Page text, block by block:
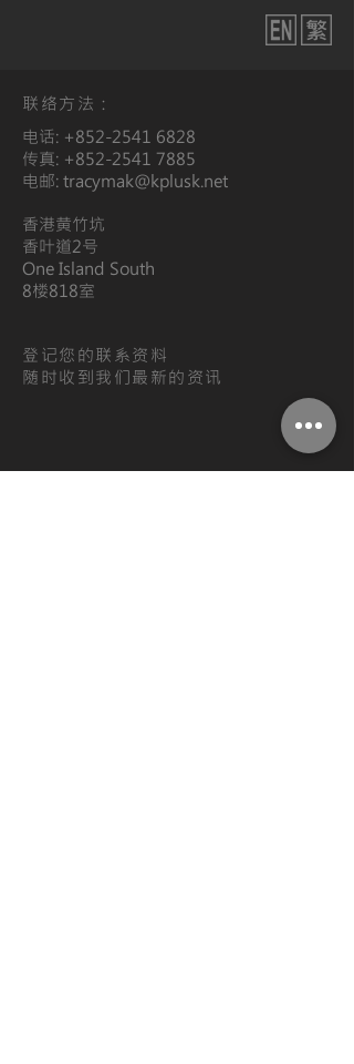
联络方法：
电话: +852-2541 6828
传真: +852-2541 7885
电邮: tracymak@kplusk.net
香港黄竹坑
香叶道2号
One Island South
​8楼818室
登记您的联系资料
随时收到我们最新的资讯